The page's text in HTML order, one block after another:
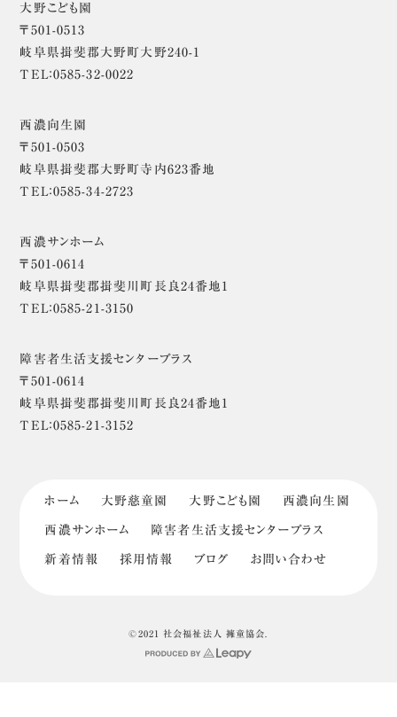
大野こども園
〒501-0513
岐阜県揖斐郡大野町大野240-1
TEL：0585-32-0022
西濃向生園
〒501-0503
岐阜県揖斐郡大野町寺内623番地
TEL：0585-34-2723
西濃サンホーム
〒501-0614
岐阜県揖斐郡揖斐川町長良24番地1
TEL：0585-21-3150
障害者生活支援センタープラス
〒501-0614
岐阜県揖斐郡揖斐川町長良24番地1
TEL：0585-21-3152
ホーム 大野慈童園 大野こども園 西濃向生園
西濃サンホーム 障害者生活支援センタープラス
新着情報 採用情報 ブログ お問い合わせ
©2021 社会福祉法人 擁童協会.